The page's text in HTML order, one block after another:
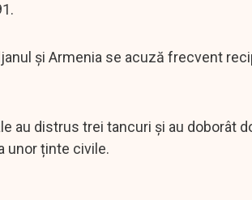
și Armenia se acuză frecvent
au distrus trei tancuri și au doborât
unor ținte civile.